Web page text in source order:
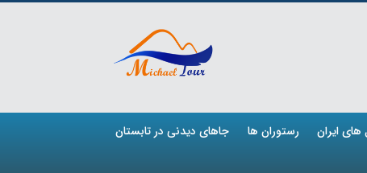
ایران رستوران ها جاهای دیدنی در تابستان